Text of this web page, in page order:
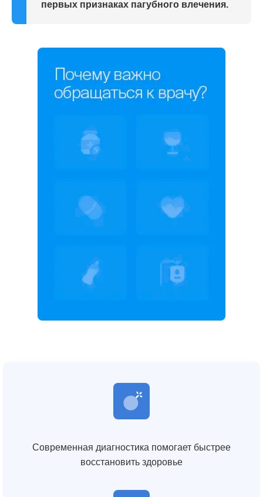
первых признаках пагубного влечения.
Современная диагностика помогает быстрее
восстановить здоровье